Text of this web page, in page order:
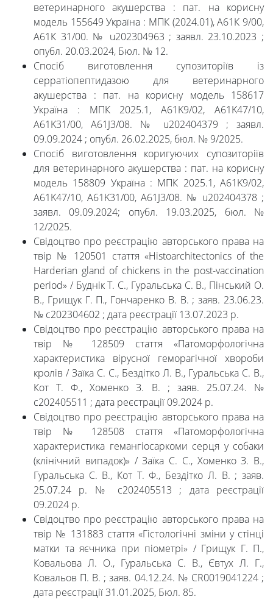
ветеринарного акушерства : пат. на корисну
модель 155649 Україна : МПК (2024.01), А61К 9/00,
А61К 31/00. № u202304963 ; заявл. 23.10.2023 ;
опубл. 20.03.2024, Бюл. № 12.
Спосіб виготовлення супозиторіїв із
серратіопептидазою для ветеринарного
акушерства : пат. на корисну модель 158617
Україна : МПК 2025.1, A61K9/02, A61K47/10,
A61K31/00, A61J3/08. № u202404379 ; заявл.
09.09.2024 ; опубл. 26.02.2025, бюл. № 9/2025.
Cпосіб виготовлення коригуючих супозиторіїв
для ветеринарного акушерства : пат. на корисну
модель 158809 Україна : МПК 2025.1, A61K9/02,
A61K47/10, A61K31/00, A61J3/08. № u202404378 ;
заявл. 09.09.2024; опубл. 19.03.2025, бюл. №
12/2025.
Свідоцтво про реєстрацію авторського права на
твір № 120501 стаття «Histoarchitectonics of the
Harderian gland of chickens in the post-vaccination
period» / Буднік Т. С., Гуральська С. В., Пінський О.
В., Грищук Г. П., Гончаренко В. В. ; заяв. 23.06.23.
№ с202304602 ; дата реєстрації 13.07.2023 р.
Свідоцтво про реєстрацію авторського права на
твір № 128509 стаття «Патоморфологічна
характеристика вірусної геморагічної хвороби
кролів / Заїка С. С., Бездітко Л. В., Гуральська С. В.,
Кот Т. Ф., Хоменко З. В. ; заяв. 25.07.24. №
c202405511 ; дата реєстрації 09.2024 р.
Свідоцтво про реєстрацію авторського права на
твір № 128508 стаття «Патоморфологічна
характеристика гемангіосаркоми серця у собаки
(клінічний випадок)» / Заїка С. С., Хоменко З. В.,
Гуральська С. В., Кот Т. Ф., Бездітко Л. В. ; заяв.
25.07.24 р. № c202405513 ; дата реєстрації
09.2024 р.
Свідоцтво про реєстрацію авторського права на
твір № 131883 стаття «Гістологічні зміни у стінці
матки та яєчника при піометрі» / Грищук Г. П.,
Ковальова Л. О., Гуральська С. В., Євтух Л. Г.,
Ковальов П. В. ; заяв. 04.12.24. № CR0019041224 ;
дата реєстрації 31.01.2025, Бюл. 85.